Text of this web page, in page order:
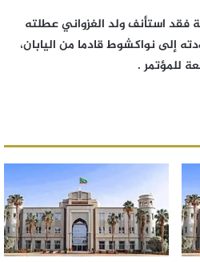
فقد استأنف ولد الغزواني عطلته
إلى نواكشوط قادما من اليابان،
للمؤتمر .